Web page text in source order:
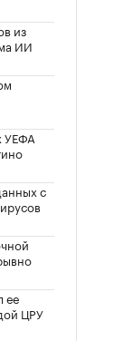
из
ИИ
УЕФА
с
ее
ЦРУ